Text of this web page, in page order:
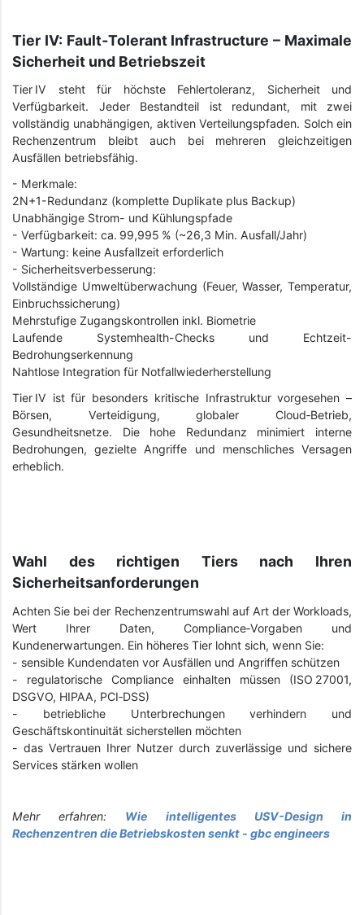
Tier IV: Fault‑Tolerant Infrastructure – Maximale
Sicherheit und Betriebszeit
Tier IV steht für höchste Fehlertoleranz, Sicherheit und
Verfügbarkeit. Jeder Bestandteil ist redundant, mit zwei
vollständig unabhängigen, aktiven Verteilungspfaden. Solch ein
Rechenzentrum bleibt auch bei mehreren gleichzeitigen
Ausfällen betriebsfähig.
- Merkmale:
2N+1-Redundanz (komplette Duplikate plus Backup)
Unabhängige Strom- und Kühlungspfade
- Verfügbarkeit: ca. 99,995 % (~26,3 Min. Ausfall/Jahr)
- Wartung: keine Ausfallzeit erforderlich
- Sicherheitsverbesserung:
Vollständige Umweltüberwachung (Feuer, Wasser, Temperatur,
Einbruchs­sicherung)
Mehrstufige Zugangskontrollen inkl. Biometrie
Laufende Systemhealth-Checks und Echtzeit-
Bedrohungserkennung
Nahtlose Integration für Notfallwiederherstellung
Tier IV ist für besonders kritische Infrastruktur vorgesehen –
Börsen, Verteidigung, globaler Cloud‑Betrieb,
Gesundheitsnetze. Die hohe Redundanz minimiert interne
Bedrohungen, gezielte Angriffe und menschliches Versagen
erheblich.
Wahl des richtigen Tiers nach Ihren
Sicherheitsanforderungen
Achten Sie bei der Rechenzentrumswahl auf Art der Workloads,
Wert Ihrer Daten, Compliance‑Vorgaben und
Kundenerwartungen. Ein höheres Tier lohnt sich, wenn Sie:
- sensible Kundendaten vor Ausfällen und Angriffen schützen
- regulatorische Compliance einhalten müssen (ISO 27001,
DSGVO, HIPAA, PCI‑DSS)
- betriebliche Unterbrechungen verhindern und
Geschäftskontinuität sicherstellen möchten
- das Vertrauen Ihrer Nutzer durch zuverlässige und sichere
Services stärken wollen
Mehr erfahren: Wie intelligentes USV-Design in
Rechenzentren die Betriebskosten senkt - gbc engineers